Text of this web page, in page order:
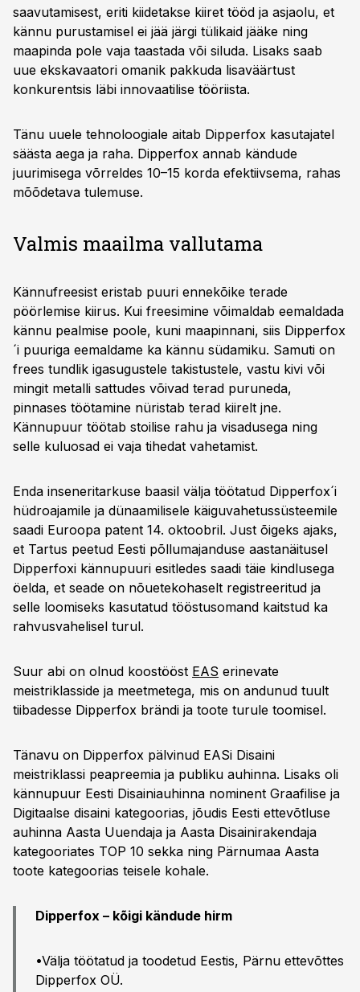
saavutamisest, eriti kiidetakse kiiret tööd ja asjaolu, et
kännu purustamisel ei jää järgi tülikaid jääke ning
maapinda pole vaja taastada või siluda. Lisaks saab
uue ekskavaatori omanik pakkuda lisaväärtust
konkurentsis läbi innovaatilise tööriista.
Tänu uuele tehnoloogiale aitab Dipperfox kasutajatel
säästa aega ja raha. Dipperfox annab kändude
juurimisega võrreldes 10–15 korda efektiivsema, rahas
mõõdetava tulemuse.
Valmis maailma vallutama
Kännufreesist eristab puuri ennekõike terade
pöörlemise kiirus. Kui freesimine võimaldab eemaldada
kännu pealmise poole, kuni maapinnani, siis Dipperfox
´i puuriga eemaldame ka kännu südamiku. Samuti on
frees tundlik igasugustele takistustele, vastu kivi või
mingit metalli sattudes võivad terad puruneda,
pinnases töötamine nüristab terad kiirelt jne.
Kännupuur töötab stoilise rahu ja visadusega ning
selle kuluosad ei vaja tihedat vahetamist.
Enda inseneritarkuse baasil välja töötatud Dipperfox´i
hüdroajamile ja dünaamilisele käiguvahetussüsteemile
saadi Euroopa patent 14. oktoobril. Just õigeks ajaks,
et Tartus peetud Eesti põllumajanduse aastanäitusel
Dipperfoxi kännupuuri esitledes saadi täie kindlusega
öelda, et seade on nõuetekohaselt registreeritud ja
selle loomiseks kasutatud tööstusomand kaitstud ka
rahvusvahelisel turul.
Suur abi on olnud koostööst EAS erinevate
meistriklasside ja meetmetega, mis on andunud tuult
tiibadesse Dipperfox brändi ja toote turule toomisel.
Tänavu on Dipperfox pälvinud EASi Disaini
meistriklassi peapreemia ja publiku auhinna. Lisaks oli
kännupuur Eesti Disainiauhinna nominent Graafilise ja
Digitaalse disaini kategoorias, jõudis Eesti ettevõtluse
auhinna Aasta Uuendaja ja Aasta Disainirakendaja
kategooriates TOP 10 sekka ning Pärnumaa Aasta
toote kategoorias teisele kohale.
Dipperfox – kõigi kändude hirm
•Välja töötatud ja toodetud Eestis, Pärnu ettevõttes
Dipperfox OÜ.